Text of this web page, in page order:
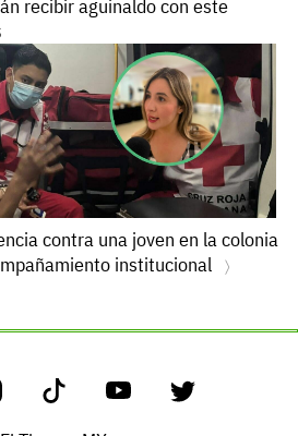
recibir aguinaldo con este
contra una joven en la colonia
institucional